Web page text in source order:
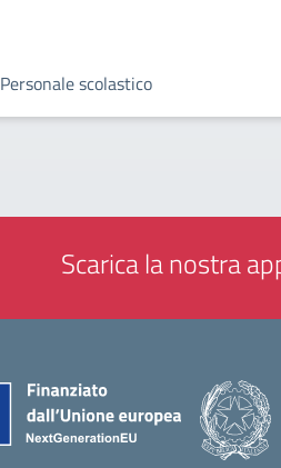
Personale scolastico
Scarica la nostra